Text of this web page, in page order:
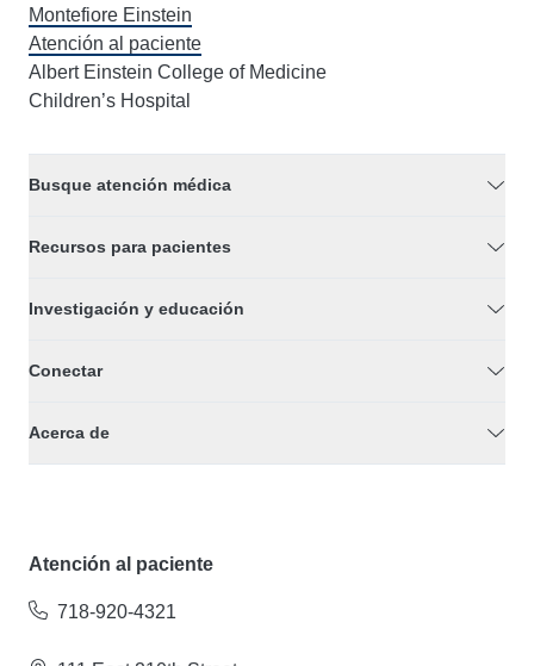
Montefiore Einstein
Atención al paciente
Albert Einstein College of Medicine
Children’s Hospital
Busque atención médica
Recursos para pacientes
Investigación y educación
Conectar
Acerca de
Atención al paciente
718-920-4321